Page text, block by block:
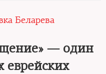
Беларева
— один